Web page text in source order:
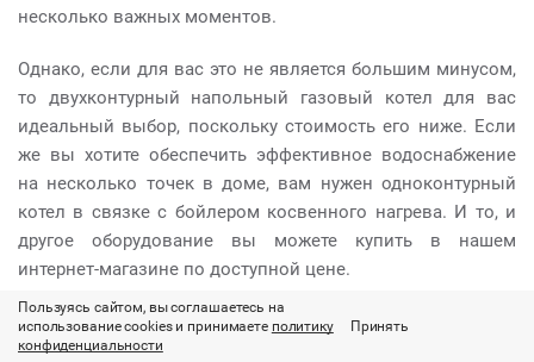
несколько важных моментов.
Однако, если для вас это не является большим минусом,
то двухконтурный напольный газовый котел для вас
идеальный выбор, поскольку стоимость его ниже. Если
же вы хотите обеспечить эффективное водоснабжение
на несколько точек в доме, вам нужен одноконтурный
котел в связке с бойлером косвенного нагрева. И то, и
другое оборудование вы можете купить в нашем
интернет-магазине по доступной цене.
Пользуясь сайтом, вы соглашаетесь на
использование cookies и принимаете политику
конфиденциальности
Принять